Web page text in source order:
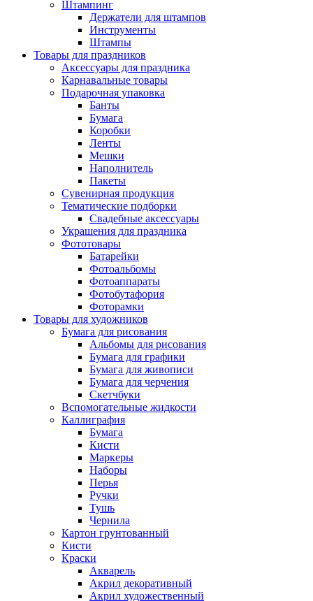
Штампинг
Держатели для штампов
Инструменты
Штампы
Товары для праздников
Аксессуары для праздника
Карнавальные товары
Подарочная упаковка
Банты
Бумага
Коробки
Ленты
Мешки
Наполнитель
Пакеты
Сувенирная продукция
Тематические подборки
Свадебные аксессуары
Украшения для праздника
Фототовары
Батарейки
Фотоальбомы
Фотоаппараты
Фотобутафория
Фоторамки
Товары для художников
Бумага для рисования
Альбомы для рисования
Бумага для графики
Бумага для живописи
Бумага для черчения
Скетчбуки
Вспомогательные жидкости
Каллиграфия
Бумага
Кисти
Маркеры
Наборы
Перья
Ручки
Тушь
Чернила
Картон грунтованный
Кисти
Краски
Акварель
Акрил декоративный
Акрил художественный